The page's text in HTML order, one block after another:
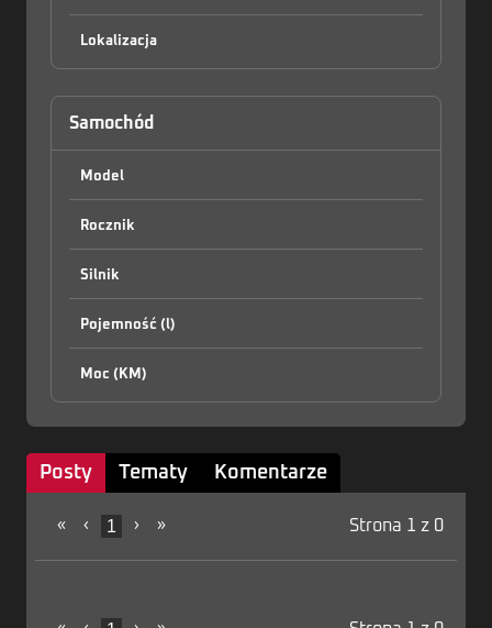
Lokalizacja
Samochód
Model
Rocznik
Silnik
Pojemność (l)
Moc (KM)
Posty Tematy Komentarze
« ‹ 1 › » Strona 1 z 0